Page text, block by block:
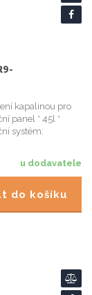
kapalinou pro
panel * 45l *
systém:
u dodavatele
do košíku